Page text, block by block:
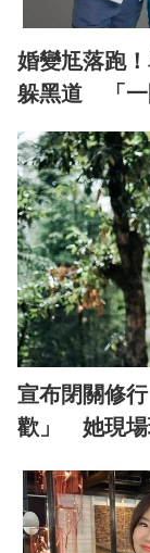
婚變尪落跑
躲黑道 「一
宣布閉關修
歡」 她現場